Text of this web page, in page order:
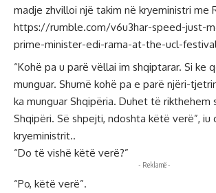
madje zhvilloi një takim në kryeministri me
https://rumble.com/v6u3har-speed-just-
prime-minister-edi-rama-at-the-ucl-
“Kohë pa u parë vëllai im shqiptarar. Si ke
munguar. Shumë kohë pa e parë njëri-
ka munguar Shqipëria. Duhet të rikthehem
Shqipëri. Së shpejti, ndoshta këtë verë”, iu
kryeministrit..
“Do të vishë këtë verë?”
- Reklamë -
“Po, këtë verë”.